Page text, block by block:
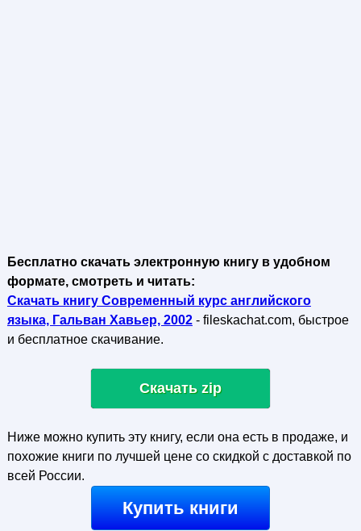
Бесплатно скачать электронную книгу в удобном
формате, смотреть и читать:
Скачать книгу Современный курс английского
языка, Гальван Хавьер, 2002- fileskachat.com, быстрое
и бесплатное скачивание.
Скачать zip
Ниже можно купить эту книгу, если она есть в продаже, и
похожие книги по лучшей цене со скидкой с доставкой по
всей России.
Купить книги